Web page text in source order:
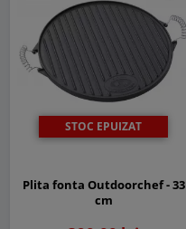
STOC EPUIZAT
Plita fonta Outdoorchef - 33
cm